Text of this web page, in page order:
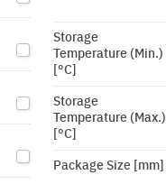
Storage
Temperature (Min.)
[°C]
Storage
Temperature (Max.)
[°C]
Package Size [mm]